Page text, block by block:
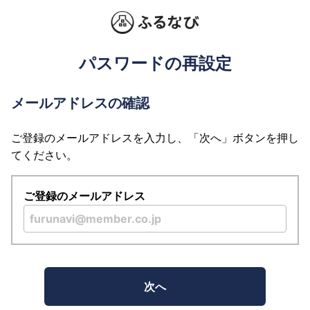
パスワードの再設定
メールアドレスの確認
ご登録のメールアドレスを入力し、「次へ」ボタンを押し
てください。
ご登録のメールアドレス